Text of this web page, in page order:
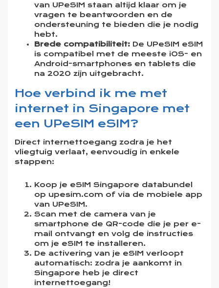
van UPeSIM staan altijd klaar om je
vragen te beantwoorden en de
ondersteuning te bieden die je nodig
hebt.
Brede compatibiliteit: De UPeSIM eSIM
is compatibel met de meeste iOS- en
Android-smartphones en tablets die
na 2020 zijn uitgebracht.
Hoe verbind ik me met
internet in Singapore met
een UPeSIM eSIM?
Direct internettoegang zodra je het
vliegtuig verlaat, eenvoudig in enkele
stappen:
Koop je eSIM Singapore databundel
op upesim.com of via de mobiele app
van UPeSIM.
Scan met de camera van je
smartphone de QR-code die je per e-
mail ontvangt en volg de instructies
om je eSIM te installeren.
De activering van je eSIM verloopt
automatisch: zodra je aankomt in
Singapore heb je direct
internettoegang!